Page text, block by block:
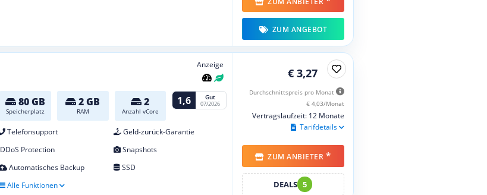
ZUM ANGEBOT
Anzeige
80 GB
Speicherplatz
2 GB
RAM
2
Anzahl vCore
1,6 Gut
07/2026
Telefonsupport
Geld-zurück-Garantie
DDoS Protection
Snapshots
Automatisches Backup
SSD
Alle Funktionen
€ 3,27
Durchschnittspreis pro Monat
€ 4,03/Monat
Vertragslaufzeit: 12 Monate
Tarifdetails
ZUM ANBIETER *
DEALS 5